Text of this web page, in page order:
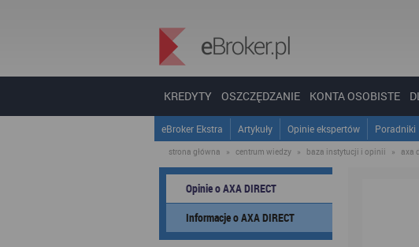
KREDYTY OSZCZĘDZANIE KONTA OSOBISTE
eBroker Ekstra Artykuły Opinie ekspertów Poradniki
strona główna » centrum wiedzy » baza instytucji i opinii » axa
Opinie o AXA DIRECT
Informacje o AXA DIRECT